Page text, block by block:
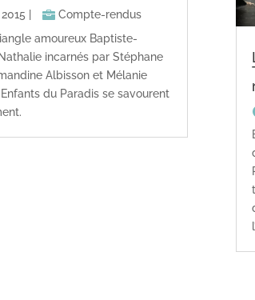
Compte-rendus
amoureux Baptiste-
incarnés par Stéphane
Albisson et Mélanie
du Paradis se savourent